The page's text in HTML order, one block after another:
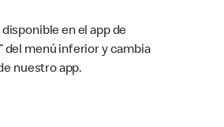
en el app de
del menú inferior y cambia
nuestro app.